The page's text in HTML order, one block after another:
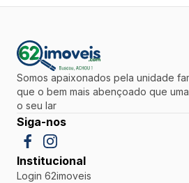
Somos apaixonados pela unidade
que o bem mais abençoado que
o seu lar
Siga-nos
Institucional
Login 62imoveis